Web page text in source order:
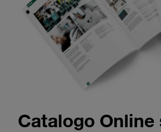
Catalogo